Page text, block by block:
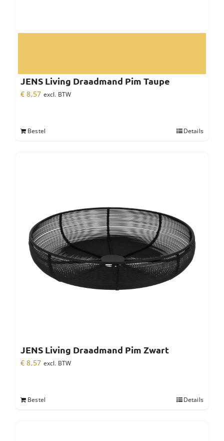
JENS Living Draadmand Pim Taupe
€ 8,57 excl. BTW
Bestel Details
JENS Living Draadmand Pim Zwart
€ 8,57 excl. BTW
Bestel Details